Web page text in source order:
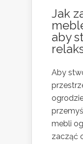
Jak
aby
Aby
mebli
zacząć